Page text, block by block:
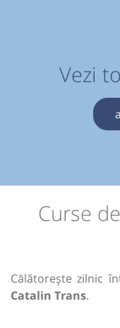
Vezi
Curse
Călătorește zilnic
Catalin Trans.